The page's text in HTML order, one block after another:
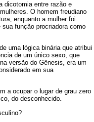
dicotomia entre razão e
O homem freudiano
enquanto a mulher foi
função procriadora como
uma lógica binária que atribui
de um único sexo, que
versão do Gênesis, era um
em sua
a ocupar o lugar de grau zero
do desconhecido.